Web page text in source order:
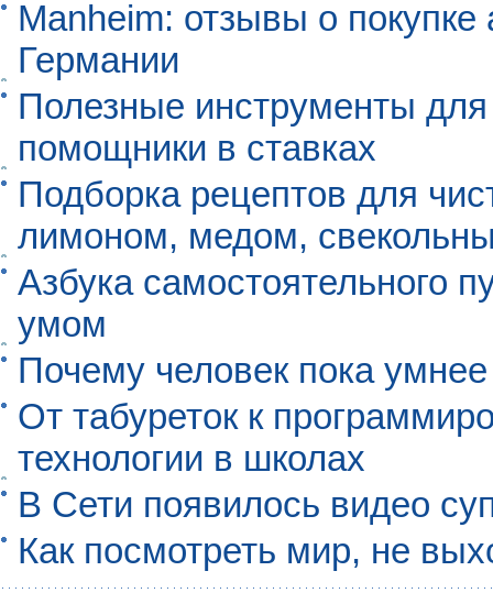
Manheim: отзывы о
Германии
Полезные инструменты
помощники в ставках
Подборка рецептов для
лимоном, медом,
Азбука самостоятельного
умом
Почему человек пока умнее
От табуреток к
технологии в школах
В Сети появилось видео
Как посмотреть мир, не